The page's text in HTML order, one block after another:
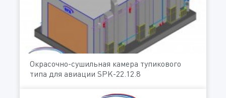
Окрасочно-сушильная камера тупикового
типа для авиации SPK-22.12.8